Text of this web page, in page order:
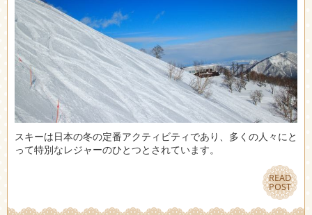
スキーは日本の冬の定番アクティビティであり、多くの人々にと
って特別なレジャーのひとつとされています。
READ
POST
READ
POST